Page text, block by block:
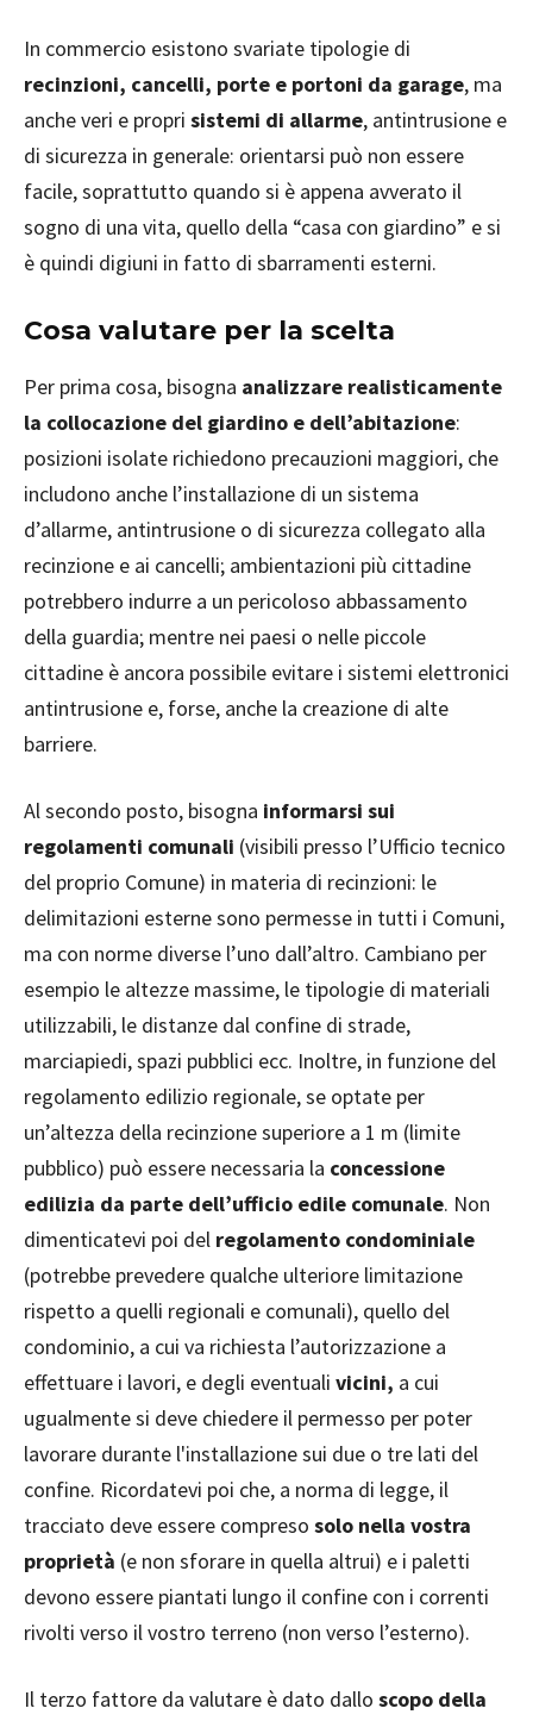
In commercio esistono svariate tipologie di
recinzioni, cancelli, porte e portoni da garage, ma
anche veri e propri sistemi di allarme, antintrusione e
di sicurezza in generale: orientarsi può non essere
facile, soprattutto quando si è appena avverato il
sogno di una vita, quello della “casa con giardino” e si
è quindi digiuni in fatto di sbarramenti esterni.
Cosa valutare per la scelta
Per prima cosa, bisogna analizzare realisticamente
la collocazione del giardino e dell’abitazione:
posizioni isolate richiedono precauzioni maggiori, che
includono anche l’installazione di un sistema
d’allarme, antintrusione o di sicurezza collegato alla
recinzione e ai cancelli; ambientazioni più cittadine
potrebbero indurre a un pericoloso abbassamento
della guardia; mentre nei paesi o nelle piccole
cittadine è ancora possibile evitare i sistemi elettronici
antintrusione e, forse, anche la creazione di alte
barriere.
Al secondo posto, bisogna informarsi sui
regolamenti comunali (visibili presso l’Ufficio tecnico
del proprio Comune) in materia di recinzioni: le
delimitazioni esterne sono permesse in tutti i Comuni,
ma con norme diverse l’uno dall’altro. Cambiano per
esempio le altezze massime, le tipologie di materiali
utilizzabili, le distanze dal confine di strade,
marciapiedi, spazi pubblici ecc. Inoltre, in funzione del
regolamento edilizio regionale, se optate per
un’altezza della recinzione superiore a 1 m (limite
pubblico) può essere necessaria la concessione
edilizia da parte dell’ufficio edile comunale. Non
dimenticatevi poi del regolamento condominiale
(potrebbe prevedere qualche ulteriore limitazione
rispetto a quelli regionali e comunali), quello del
condominio, a cui va richiesta l’autorizzazione a
effettuare i lavori, e degli eventuali vicini, a cui
ugualmente si deve chiedere il permesso per poter
lavorare durante l'installazione sui due o tre lati del
confine. Ricordatevi poi che, a norma di legge, il
tracciato deve essere compreso solo nella vostra
proprietà (e non sforare in quella altrui) e i paletti
devono essere piantati lungo il confine con i correnti
rivolti verso il vostro terreno (non verso l’esterno).
Il terzo fattore da valutare è dato dallo scopo della